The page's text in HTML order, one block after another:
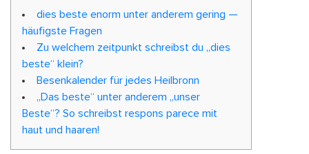
dies beste enorm unter anderem gering —
häufigste Fragen
Zu welchem zeitpunkt schreibst du „dies
beste“ klein?
Besenkalender für jedes Heilbronn
„Das beste“ unter anderem „unser
Beste“? So schreibst respons parece mit
haut und haaren!